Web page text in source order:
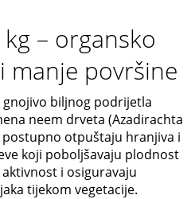
– organsko
manje površine
biljnog podrijetla
neem drveta (Azadirachta
otpuštaju hranjiva i
koji poboljšavaju plodnost
i osiguravaju
tijekom vegetacije.